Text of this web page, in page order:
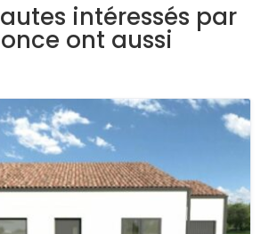
intéressés par
ont aussi